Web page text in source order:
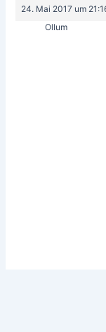
24. Mai 2017 um
Ollum